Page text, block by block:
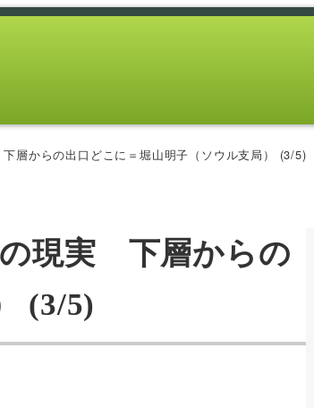
層からの出口どこに＝堀山明子（ソウル支局） (3/5)
の現実 下層からの
(3/5)